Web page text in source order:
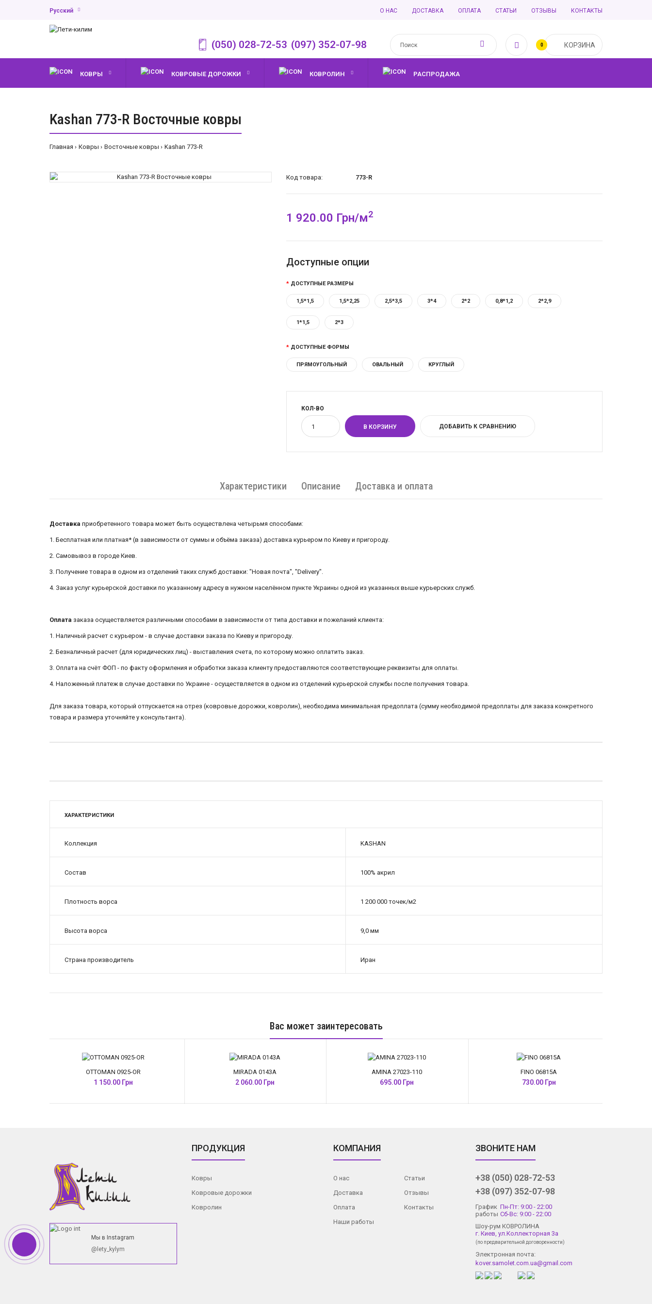
О НАС ДОСТАВКА ОПЛАТА СТАТЬИ ОТЗЫВЫ КОНТАКТЫ
Русский
(050) 028-72-53 (097) 352-07-98 0 КОРЗИНА
КОВРЫ КОВРОВЫЕ ДОРОЖКИ КОВРОЛИН РАСПРОДАЖА
Kashan 773-R Восточные ковры
Главная Ковры Восточные ковры Kashan 773-R
Код товара: 773-R
1 920.00 Грн/м2
Доступные опции
ДОСТУПНЫЕ РАЗМЕРЫ
1,5*1,5 1,5*2,25 2,5*3,5 3*4 2*2 0,8*1,2 2*2,9
1*1,5 2*3
ДОСТУПНЫЕ ФОРМЫ
ПРЯМОУГОЛЬНЫЙ ОВАЛЬНЫЙ КРУГЛЫЙ
КОЛ-ВО
ДОБАВИТЬ К СРАВНЕНИЮ
Характеристики Описание Доставка и оплата
Доставка приобретенного товара может быть осуществлена ​​четырьмя способами:
1. Бесплатная или платная* (в зависимости от суммы и объёма заказа) доставка курьером по Киеву и пригороду.
2. Самовывоз в городе Киев.
3. Получение товара в одном из отделений таких служб доставки: "Новая почта", "Delivery".
4. Заказ услуг курьерской доставки по указанному адресу в нужном населённом пункте Украины одной из указанных выше курьерских служб.
Оплата заказа осуществляется различными способами в зависимости от типа доставки и пожеланий клиента:
1. Наличный расчет с курьером - в случае доставки заказа по Киеву и пригороду.
2. Безналичный расчет (для юридических лиц) - выставления счета, по которому можно оплатить заказ.
3. Оплата на счёт ФОП - по факту оформления и обработки заказа клиенту предоставляются соответствующие реквизиты для оплаты.
4. Наложенный платеж в случае доставки по Украине - осуществляется в одном из отделений курьерской службы после получения товара.
Для заказа товара, который отпускается на отрез (ковровые дорожки, ковролин), необходима минимальная предоплата (сумму необходимой предоплаты для заказа конкретного
товара и размера уточняйте у консультанта).
ХАРАКТЕРИСТИКИ
Коллекция KASHAN
Состав 100% акрил
Плотность ворса 1 200 000 точек/м2
Высота ворса 9,0 мм
Страна производитель Иран
Вас может заинтересовать
OTTOMAN 0925-OR
1 150.00 Грн
MIRADA 0143A
2 060.00 Грн
AMINA 27023-110
695.00 Грн
FINO 06815A
730.00 Грн
Мы в Instagram
@lety_kylym
ПРОДУКЦИЯ
Ковры
Ковровые дорожки
Ковролин
КОМПАНИЯ
О нас
Доставка
Оплата
Наши работы
Статьи
Отзывы
Контакты
ЗВОНИТЕ НАМ
+38 (050) 028-72-53
+38 (097) 352-07-98
График
работы
Пн-Пт: 9:00 - 22:00
Сб-Вс: 9:00 - 22:00
Шоу-рум КОВРОЛИНА
г. Киев, ул.Коллекторная 3а
(по предварительной договоренности)
Электронная почта:
kover.samolet.com.ua@gmail.com